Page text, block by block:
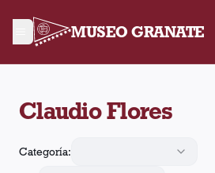
MUSEO GRANATE
Claudio Flores
Categoría: